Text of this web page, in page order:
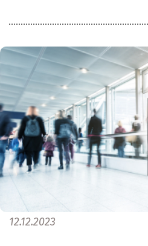
12.12.2023